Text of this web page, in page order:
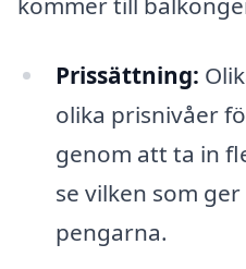
Prissättning:
olika prisnivåer
genom att ta in
se vilken som
pengarna.